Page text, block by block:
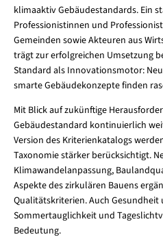
klimaaktiv Gebäudestandards. Ein
Professionistinnen und
Gemeinden sowie Akteuren aus
trägt zur erfolgreichen Umsetzung
Standard als Innovationsmotor:
smarte Gebäudekonzepte finden
Mit Blick auf zukünftige
Gebäudestandard kontinuierlich
Version des Kriterienkatalogs
Taxonomie stärker berücksichtigt.
Klimawandelanpassung,
Aspekte des zirkulären Bauens
Qualitätskriterien. Auch
Sommertauglichkeit und
Bedeutung.